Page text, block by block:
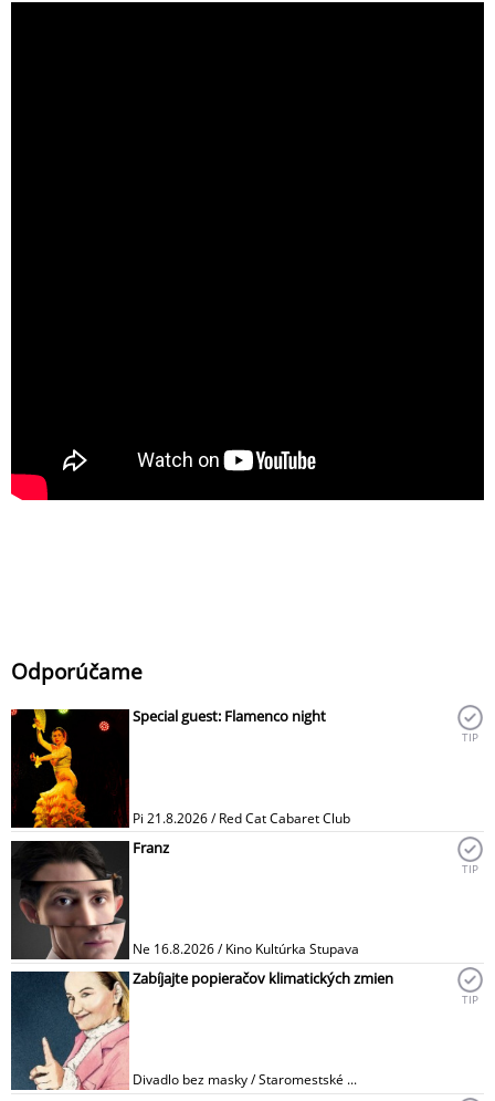
Odporúčame
Special guest: Flamenco night
Pi 21.8.2026 / Red Cat Cabaret Club
TIP
Franz
Ne 16.8.2026 / Kino Kultúrka Stupava
TIP
Zabíjajte popieračov klimatických zmien
Divadlo bez masky / Staromestské ...
TIP